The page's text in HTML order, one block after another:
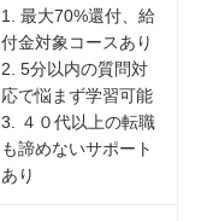
1. 最大70%還付、給
付金対象コースあり
2. 5分以内の質問対
応で悩まず学習可能
3. ４０代以上の転職
も諦めないサポート
あり